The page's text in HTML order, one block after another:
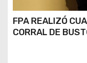
FPA REALIZÓ
CORRAL DE